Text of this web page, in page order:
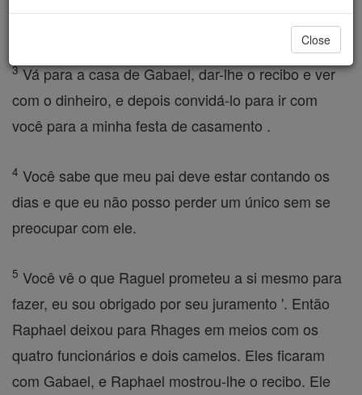
funcionários e dois camelos e deixe por Rhages .
3Vá para a casa de Gabael, dar-lhe o recibo e ver
com o dinheiro, e depois convidá-lo para ir com
você para a minha festa de casamento .
4 Você sabe que meu pai deve estar contando os
dias e que eu não posso perder um único sem se
preocupar com ele.
5 Você vê o que Raguel prometeu a si mesmo para
fazer, eu sou obrigado por seu juramento '. Então
Raphael deixou para Rhages em meios com os
quatro funcionários e dois camelos. Eles ficaram
com Gabael, e Raphael mostrou-lhe o recibo. Ele
Close